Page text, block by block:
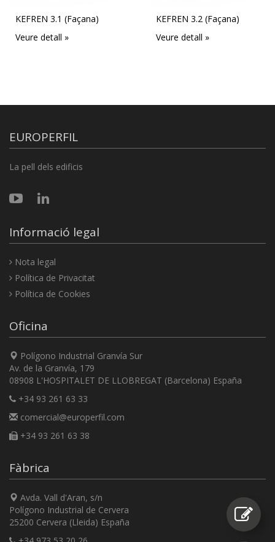
KEFREN 3.1 (Façana)
Veure detall »
KEFREN 3.2 (Façana)
Veure detall »
EUROPERFIL
La pell dels edificis
Informació legal
Nota legal
Política de Privacitat
Política de Cookies
Oficina
Polígono Industrial Granvía Sur
Av. de la Granvía, 179
08908 L'HOSPITALET DE LLOBREGAT (Barcelona) España
+34 93 261 63 33
comercial@europerfil.com
+34 93 261 63 38
Fàbrica
Avda. Vall d'Aran, s/n
Polígono Industrial de Cervera
25200 Cervera (Lleida) España